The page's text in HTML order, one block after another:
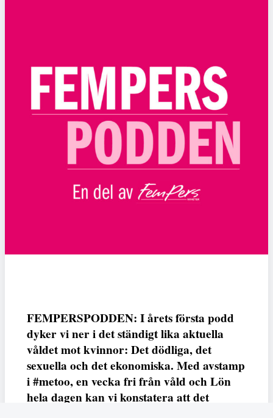
FEMPERSPODDEN: I årets första podd
dyker vi ner i det ständigt lika aktuella
våldet mot kvinnor: Det dödliga, det
sexuella och det ekonomiska. Med avstamp
i #metoo, en vecka fri från våld och Lön
hela dagen kan vi konstatera att det